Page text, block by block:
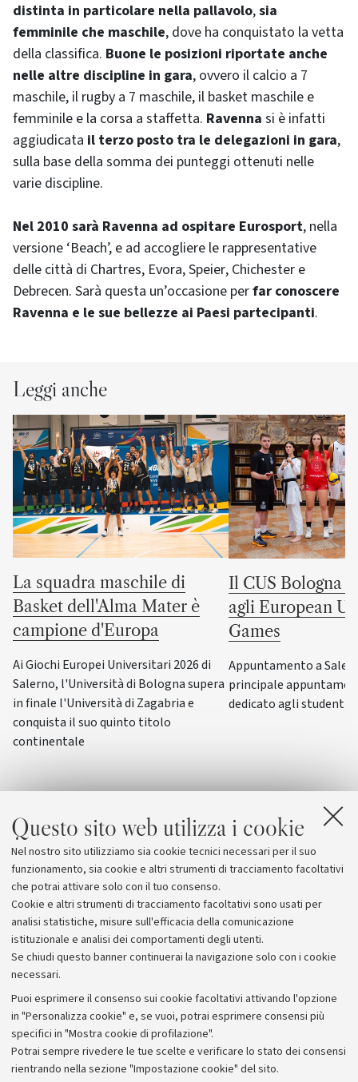
Questo sito web utilizza i cookie
Nel nostro sito utilizziamo sia cookie tecnici necessari per il suo
funzionamento, sia cookie e altri strumenti di tracciamento facoltativi
che potrai attivare solo con il tuo consenso.
Cookie e altri strumenti di tracciamento facoltativi sono usati per
analisi statistiche, misure sull'efficacia della comunicazione
istituzionale e analisi dei comportamenti degli utenti.
Se chiudi questo banner continuerai la navigazione solo con i cookie
necessari.
Puoi esprimere il consenso sui cookie facoltativi attivando l'opzione
in "Personalizza cookie" e, se vuoi, potrai esprimere consensi più
specifici in "Mostra cookie di profilazione".
Potrai sempre rivedere le tue scelte e verificare lo stato dei consensi
rientrando nella sezione "Impostazione cookie" del sito.
distinta in particolare nella pallavolo,sia
femminile che maschile, dove ha conquistato la vetta
della classifica. Buone le posizioni riportate anche
nelle altre discipline in gara, ovvero il calcio a 7
maschile, il rugby a 7 maschile, il basket maschile e
femminile e la corsa a staffetta. Ravenna si è infatti
aggiudicata il terzo posto tra le delegazioni in gara,
sulla base della somma dei punteggi ottenuti nelle
varie discipline.
Nel 2010 sarà Ravenna ad ospitare Eurosport, nella
versione ‘Beach’, e ad accogliere le rappresentative
delle città di Chartres, Evora,Speier, Chichester e
Debrecen. Sarà questa un’occasione perfar conoscere
Ravenna e le sue bellezze ai Paesi partecipanti.
Leggi anche
La squadra maschile di
Basket dell'Alma Mater è
campione d'Europa
Ai Giochi Europei Universitari 2026 di
Salerno, l'Università di Bologna supera
in finale l'Università di Zagabria e
conquista il suo quinto titolo
continentale
Il CUS Bologna
agli European
Games
Appuntamento a
principale
dedicato agli
Archivio
Comunicati stampa
Redazione
Rassegna stampa